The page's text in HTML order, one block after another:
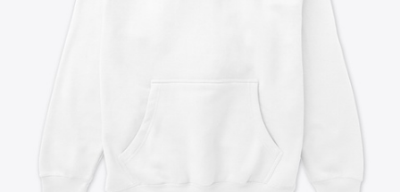
Unisex Classic Crewneck Sweatshirt